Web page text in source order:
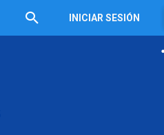
INICIAR SESIÓN